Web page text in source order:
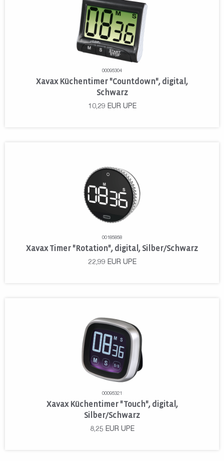
00095304
Xavax Küchentimer "Countdown", digital,
Schwarz
10,29 EUR UPE
00185858
Xavax Timer "Rotation", digital, Silber/Schwarz
22,99 EUR UPE
00095321
Xavax Küchentimer "Touch", digital,
Silber/Schwarz
8,25 EUR UPE